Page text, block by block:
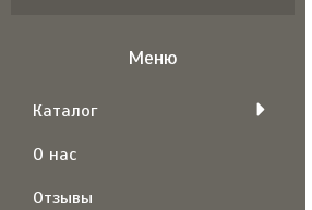
Каталог
О нас
Отзывы